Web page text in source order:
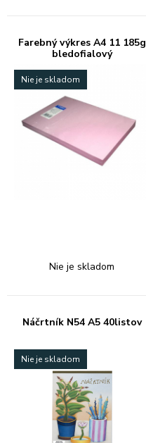
Farebný výkres A4 11 185g
bledofialový
Nie je skladom
Nie je skladom
Náčrtník N54 A5 40listov
Nie je skladom